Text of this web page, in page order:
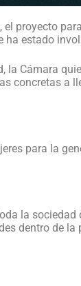
proyecto
ha estado
Cámara
concretas a
para la
la
dentro de